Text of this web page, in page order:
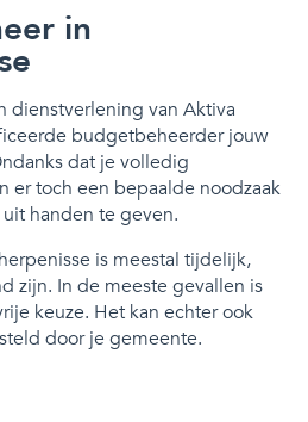
in
dienstverlening van Aktiva
budgetbeheerder jouw
dat je volledig
er toch een bepaalde noodzaak
handen te geven.
is meestal tijdelijk,
zijn. In de meeste gevallen is
keuze. Het kan echter ook
door je gemeente.